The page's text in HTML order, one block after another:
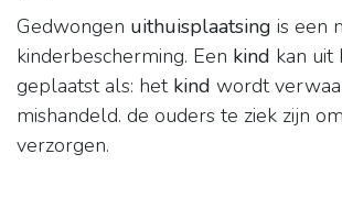
Gedwongen uithuisplaatsing is een
kinderbescherming. Een kind kan uit
geplaatst als: het kind wordt
mishandeld. de ouders te ziek zijn
verzorgen.